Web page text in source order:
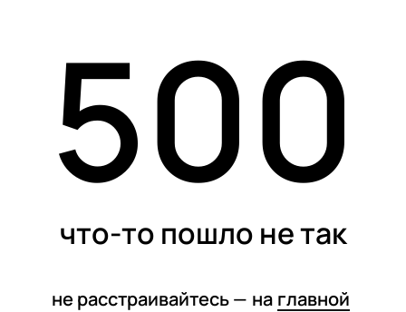
статьи
500
что-то пошло не так
не расстраивайтесь — на главной